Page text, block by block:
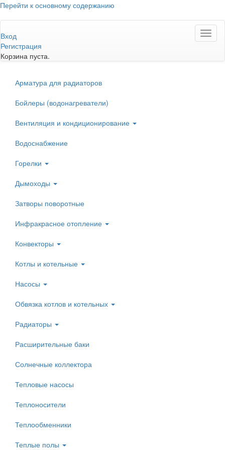
Перейти к основному содержанию
Вход
Регистрация
Корзина пуста.
Арматура для радиаторов
Бойлеры (водонагреватели)
Вентиляция и кондиционирование
Водоснабжение
Горелки
Дымоходы
Затворы поворотные
Инфракрасное отопление
Конвекторы
Котлы и котельные
Насосы
Обвязка котлов и котельных
Радиаторы
Расширительные баки
Солнечные коллектора
Тепловые насосы
Теплоносители
Теплообменники
Теплые полы